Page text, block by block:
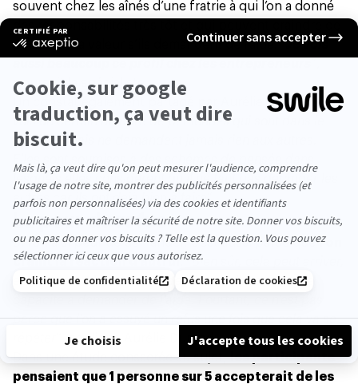
souvent chez les aînés d’une fratrie à qui l’on a donné
des responsabilités très tôt et qui peuvent craindre de
perdre de la valeur s’ils demandent de l’aide. “Je vois
poursuit la spécialiste.
Un constat également partagé par Aurélie Durand. “ Je
vois un certain nombre de personnes qui sont dans le
sacrifice mais ne demandent jamais rien aux autres.
lesquels elles considèrent qu’il ne faut pas déranger les
autres car ils ont déjà bien à faire”
La peur du refus
Si l’on a si peur de demander, c’est aussi parce quel’on
craint la réaction d’autrui. “Bien sûr, cela peut arriver,
et clairement bloquer une personne à l’avenir sur sa
parce que l’on a essuyé un refus une fois que cela va se
”, souligne Aurélie Durand.
Dans uneétudeconsacrée au sujet,les participants
pensaient que 1 personne sur 5 accepterait de les